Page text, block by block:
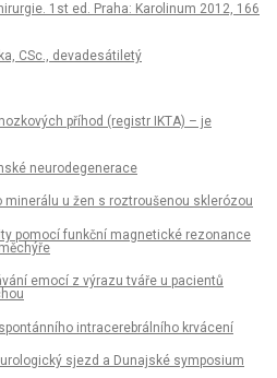
1st ed. Praha: Karolinum 2012, 166
CSc., devadesátiletý
příhod (registr IKTA) – je
neurodegenerace
u žen s roztroušenou sklerózou
pomocí funkční magnetické rezonance
emocí z výrazu tváře u pacientů
intracerebrálního krvácení
sjezd a Dunajské symposium